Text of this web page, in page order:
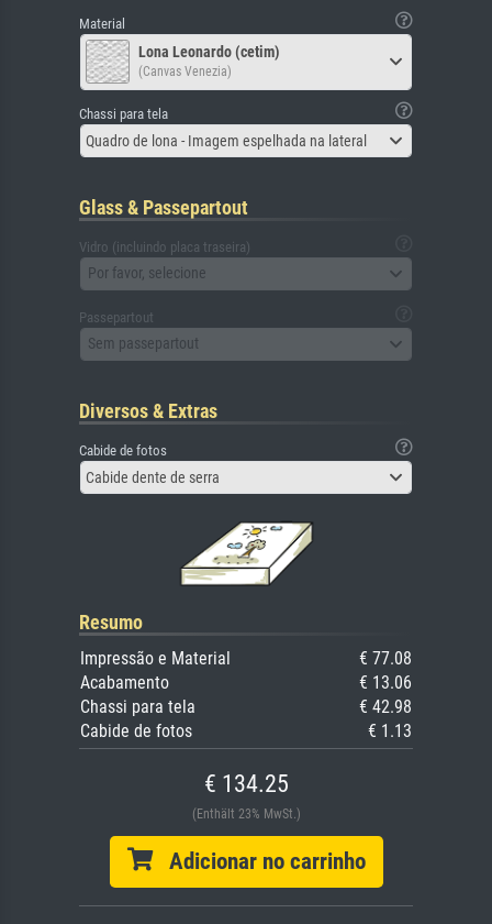
Material
Lona Leonardo (cetim)
(Canvas Venezia)
Chassi para tela
Quadro de lona - Imagem espelhada na lateral
Glass & Passepartout
Vidro (incluindo placa traseira)
Por favor, selecione
Passepartout
Sem passepartout
Diversos & Extras
Cabide de fotos
Cabide dente de serra
Resumo
Impressão e Material
€ 77.08
Acabamento
€ 13.06
Chassi para tela
€ 42.98
Cabide de fotos
€ 1.13
€ 134.25
(Enthält 23% MwSt.)
Adicionar no carrinho